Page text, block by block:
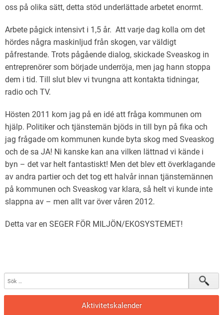
oss på olika sätt, detta stöd underlättade arbetet enormt.
Arbete pågick intensivt i 1,5 år. Att varje dag kolla om det
hördes några maskinljud från skogen, var väldigt
påfrestande. Trots pågående dialog, skickade Sveaskog in
entreprenörer som började underröja, men jag hann stoppa
dem i tid. Till slut blev vi tvungna att kontakta tidningar,
radio och TV.
Hösten 2011 kom jag på en idé att fråga kommunen om
hjälp. Politiker och tjänstemän bjöds in till byn på fika och
jag frågade om kommunen kunde byta skog med Sveaskog
och de sa JA! Ni kanske kan ana vilken lättnad vi kände i
byn – det var helt fantastiskt! Men det blev ett överklagande
av andra partier och det tog ett halvår innan tjänstemännen
på kommunen och Sveaskog var klara, så helt vi kunde inte
slappna av – men allt var över våren 2012.
Detta var en SEGER FÖR MILJÖN/EKOSYSTEMET!
Aktivitetskalender